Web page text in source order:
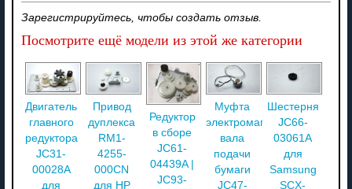
Зарегистрируйтесь, чтобы создать отзыв.
Посмотрите ещё модели из этой же категории
Двигатель
главного
редуктора
JC31-
00028A
для
Привод
дуплекса
RM1-
4255-
000CN
для HP
Редуктор
в сборе
JC61-
04439A |
JC93-
Муфта
электромагнитная
вала
подачи
бумаги
JC47-
Шестерня
JC66-
03061A
для
Samsung
SCX-